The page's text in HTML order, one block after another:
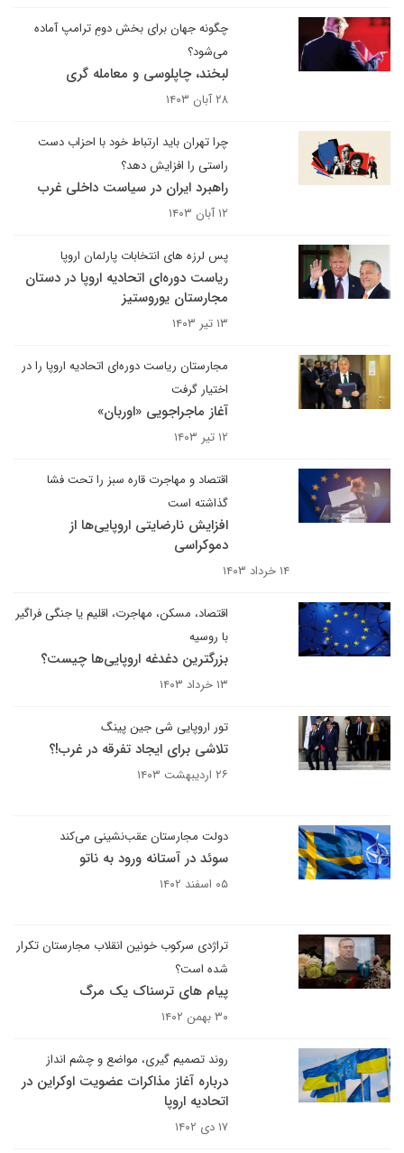
چگونه جهان برای بخش دومِ ترامپ آماده
می‌شود؟
لبخند، چاپلوسی و معامله گری
۲۸ آبان ۱۴۰۳
چرا تهران باید ارتباط خود با احزاب دست
راستی را افزایش دهد؟
راهبرد ایران در سیاست داخلی غرب
۱۲ آبان ۱۴۰۳
پس لرزه های انتخابات پارلمان اروپا
ریاست دوره‌ای اتحادیه اروپا در دستان
مجارستان یوروستیز
۱۳ تیر ۱۴۰۳
مجارستان ریاست دوره‌ای اتحادیه اروپا را در
اختیار گرفت
آغاز ماجراجویی «اوربان»
۱۲ تیر ۱۴۰۳
اقتصاد و مهاجرت قاره سبز را تحت فشا
گذاشته است
افزایش نارضایتی اروپایی‌ها از
دموکراسی
۱۴ خرداد ۱۴۰۳
اقتصاد، مسکن، مهاجرت، اقلیم یا جنگی فراگیر
با روسیه
بزرگترین دغدغه اروپایی‌ها چیست؟
۱۳ خرداد ۱۴۰۳
تور اروپایی شی جین پینگ
تلاشی برای ایجاد تفرقه در غرب!؟
۲۶ اردیبهشت ۱۴۰۳
دولت مجارستان عقب‌نشینی می‌کند
سوئد در آستانه ورود به ناتو ‌
۰۵ اسفند ۱۴۰۲
تراژدی سرکوب خونین انقلاب مجارستان تکرار
شده است؟
پیام های ترسناک یک مرگ
۳۰ بهمن ۱۴۰۲
روند تصمیم گیری، مواضع و چشم انداز
درباره آغاز مذاکرات عضویت اوکراین در
اتحادیه اروپا
۱۷ دی ۱۴۰۲